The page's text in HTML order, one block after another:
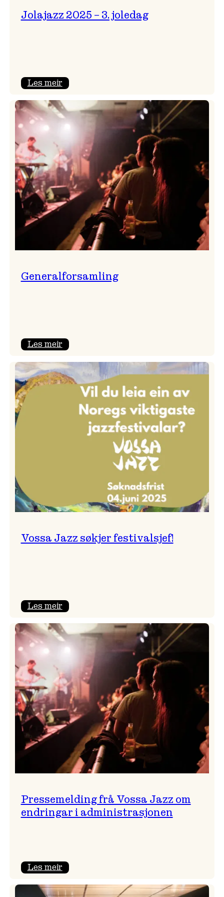
Jolajazz 2025 – 3. joledag
Les meir:
2025
–
joledag
Generalforsamling
Les meir:
Vossa Jazz søkjer festivalsjef!
Les meir:
Jazz
søkjer
Pressemelding frå Vossa Jazz om
endringar i administrasjonen
Les meir:
frå